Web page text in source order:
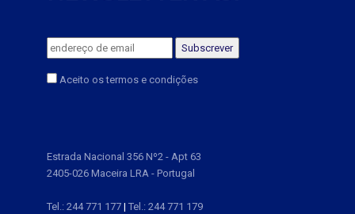
Aceito os termos e condições
Estrada Nacional 356 Nº2 - Apt 63
2405-026 Maceira LRA - Portugal
Tel.: 244 771 177| Tel.: 244 771 179